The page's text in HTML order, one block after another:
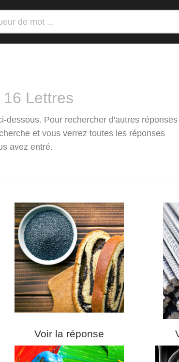
Lettres
dessous. Pour rechercher d'autres réponses
et vous verrez toutes les réponses
avez entré.
Voir la réponse